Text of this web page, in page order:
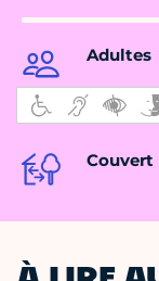
Adultes
Couvert